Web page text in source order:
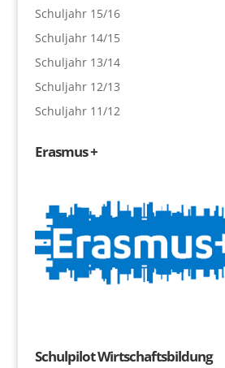
Schuljahr 15/16
Schuljahr 14/15
Schuljahr 13/14
Schuljahr 12/13
Schuljahr 11/12
Erasmus +
Schulpilot Wirtschaftsbildung